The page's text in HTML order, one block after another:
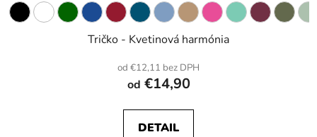
Tričko - Kvetinová harmónia
od €12,11 bez DPH
od €14,90
DETAIL